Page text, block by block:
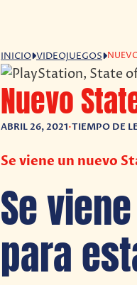
INICIO VIDEOJUEGOS
Nuevo
ABRIL 26, 2021•TIEMPO DE
Se viene un nuevo
Se
para